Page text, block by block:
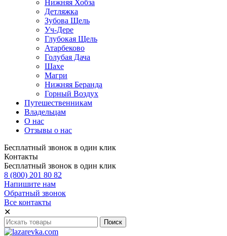
Нижняя Хобза
Детляжка
Зубова Щель
Уч-Дере
Глубокая Щель
Атарбеково
Голубая Дача
Шахе
Магри
Нижняя Беранда
Горный Воздух
Путешественникам
Владельцам
О нас
Отзывы о нас
Бесплатный звонок в один клик
Контакты
Бесплатный звонок в один клик
8 (800) 201 80 82
Напишите нам
Обратный звонок
Все контакты
✕